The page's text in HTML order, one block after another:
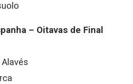
– Oitavas de Final
Alavés